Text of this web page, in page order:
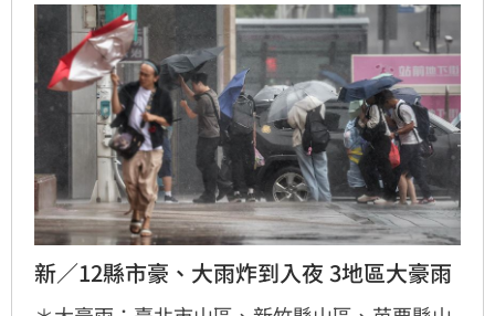
新／12縣市豪、大雨炸到入夜 3地區大豪雨